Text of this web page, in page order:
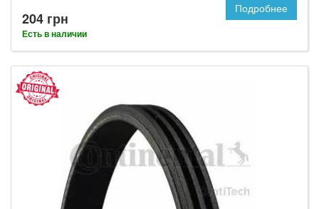
204 грн
Есть в наличии
Подробнее